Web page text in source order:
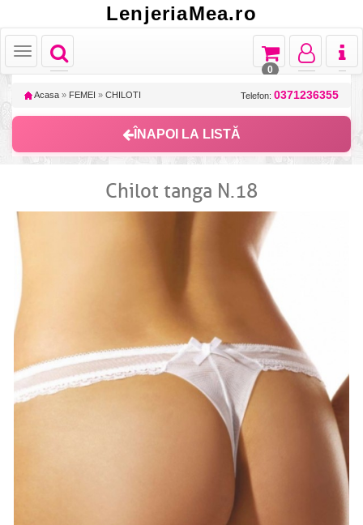
LenjeriaMea.ro
Toggle
navigation
Toggle
Toggle
navigation
Toggle
navigation
Toggle
navigation
0
Acasa » FEMEI » CHILOTI Telefon: 0371236355
ÎNAPOI LA LISTĂ
Chilot tanga N.18